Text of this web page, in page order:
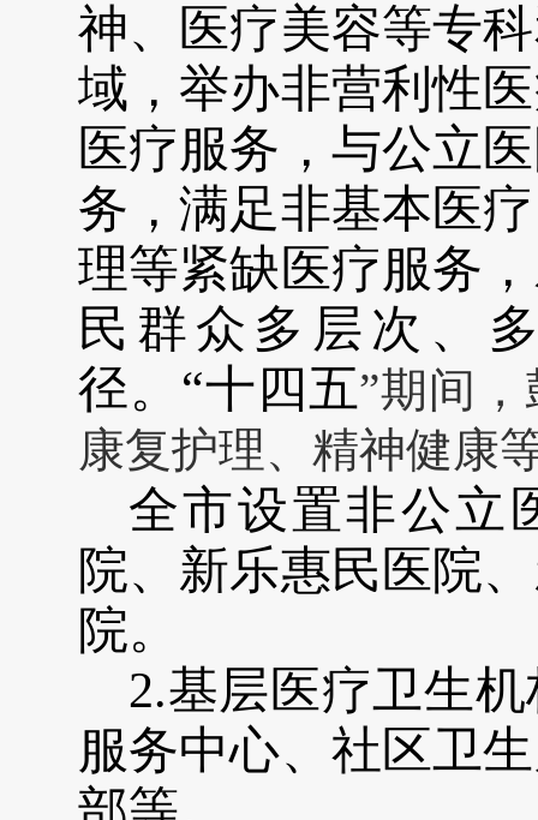
神、医疗美容等专
域，举办非营利性
医疗服务，与公立
务，满足非基本医
理等紧缺医疗服务
民群众多层次、
径。 “十四五”期间
康复护理、精神健康
全市设置非公立
院、新乐惠民医院
院。
2.基层医疗卫生
服务中心、社区卫